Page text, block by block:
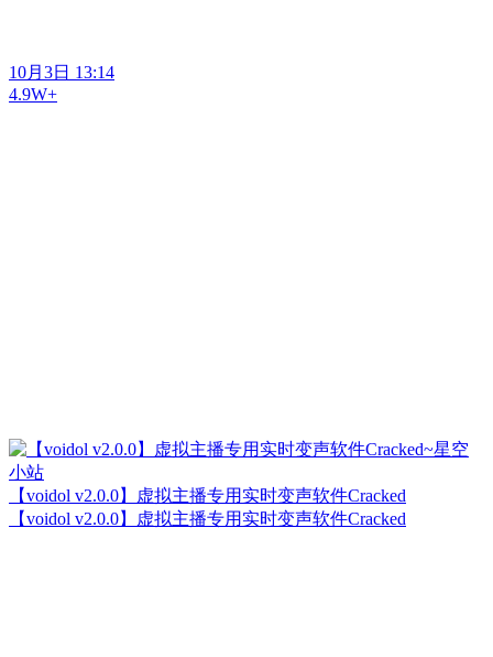
10月3日 13:14
4.9W+
【voidol v2.0.0】虚拟主播专用实时变声软件Cracked
【voidol v2.0.0】虚拟主播专用实时变声软件Cracked